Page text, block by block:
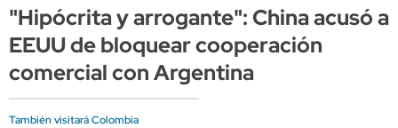
"Hipócrita y arrogante": China acusó a
EEUU de bloquear cooperación
comercial con Argentina
También visitará Colombia